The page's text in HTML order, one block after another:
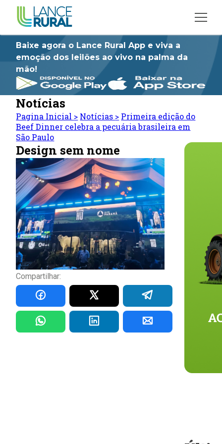
Baixe agora o Lance Rural App e viva a
emoção dos leilões ao vivo na palma da
mão!
Notícias
Pagina Inicial > Notícias > Primeira edição do
Beef Dinner celebra a pecuária brasileira em
São Paulo
Design sem nome
Compartilhar: